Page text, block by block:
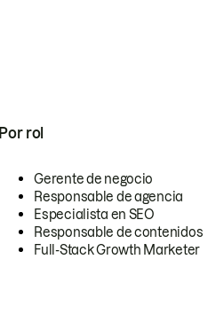
Por rol
Gerente de negocio
Responsable de agencia
Especialista en SEO
Responsable de contenidos
Full-Stack Growth Marketer